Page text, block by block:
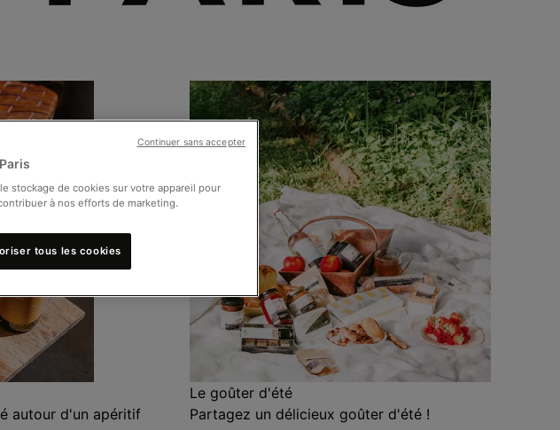
autour d'un apéritif
Le goûter d'été
Partagez un délicieux goûter d'été !
stockage de cookies sur votre appareil pour
à nos efforts de marketing.
tous les cookies
Continuer sans accepter